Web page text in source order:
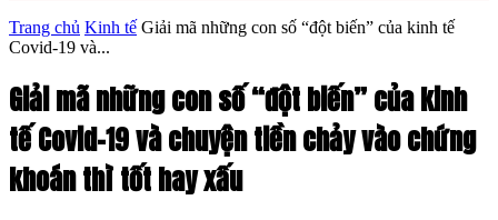
Trang chủ Kinh tế Giải mã những con số “đột biến” của kinh tế
Covid-19 và...
Giải mã những con số “đột biến” của kinh
tế Covid-19 và chuyện tiền chảy vào chứng
khoán thì tốt hay xấu